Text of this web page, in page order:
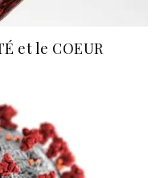
et le COEUR